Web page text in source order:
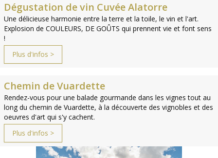
Dégustation de vin Cuvée Alatorre
Une délicieuse harmonie entre la terre et la toile, le vin et l'art.
Explosion de COULEURS, DE GOÛTS qui prennent vie et font sens
!
Plus d'infos >
Chemin de Vuardette
Rendez-vous pour une balade gourmande dans les vignes tout au
long du chemin de Vuardette, à la découverte des vignobles et des
oeuvres d'art qui s'y cachent.
Plus d'infos >